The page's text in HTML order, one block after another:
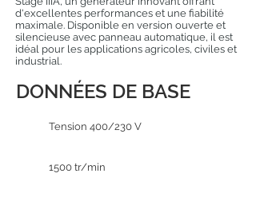
d'excellentes performances et une fiabilité
maximale. Disponible en version ouverte et
silencieuse avec panneau automatique, il est
idéal pour les applications agricoles, civiles et
industrial.
DONNÉES DE BASE
Tension 400/230 V
1500 tr/min